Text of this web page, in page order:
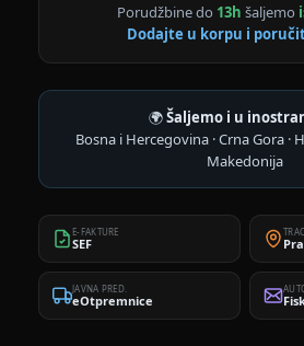
Porudžbine do 13h šaljemo
Dodajte u korpu i
🌍Šaljemo i u
Bosna i Hercegovina · Crna Gora ·
Makedonija
E-FAKTURE
SEF
JAVNA PRED.
eOtpremnice